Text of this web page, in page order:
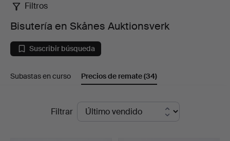
Bisutería
en
Skånes
Auktionsverk
Filtros
Bisutería en Skånes Auktionsverk
Suscribir búsqueda
Subastas en curso Precios de remate(34)
Filtrar